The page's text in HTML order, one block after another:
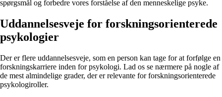
spørgsmål og forbedre vores forståelse af den menneskelige psyke.
Uddannelsesveje for forskningsorienterede
psykologier
Der er flere uddannelsesveje, som en person kan tage for at forfølge en
forskningskarriere inden for psykologi. Lad os se nærmere på nogle af
de mest almindelige grader, der er relevante for forskningsorienterede
psykologiroller.